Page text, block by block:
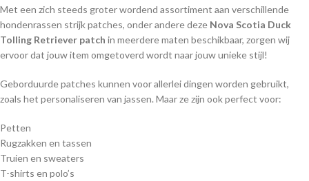
Met een zich steeds groter wordend assortiment aan verschillende
hondenrassen strijk patches, onder andere deze Nova Scotia Duck
Tolling Retriever patch in meerdere maten beschikbaar, zorgen wij
ervoor dat jouw item omgetoverd wordt naar jouw unieke stijl!
Geborduurde patches kunnen voor allerlei dingen worden gebruikt,
zoals het personaliseren van jassen. Maar ze zijn ook perfect voor:
Petten
Rugzakken en tassen
Truien en sweaters
T-shirts en polo’s